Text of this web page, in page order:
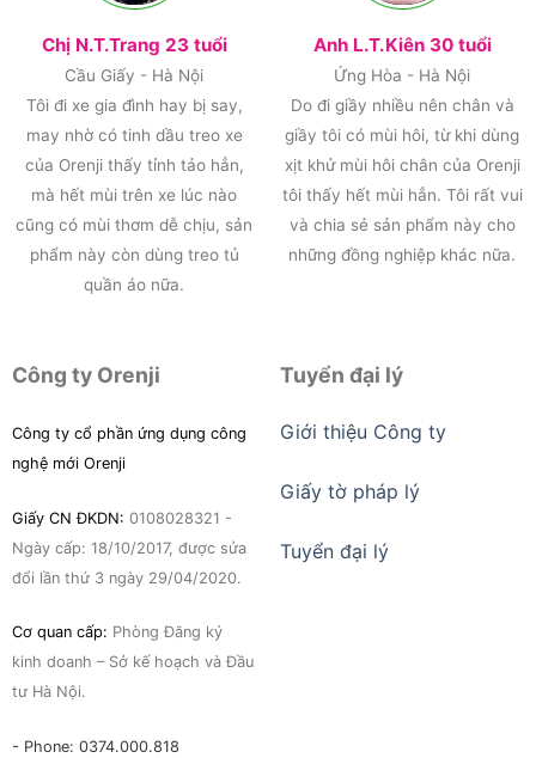
Chị N.T.Trang 23 tuổi
Cầu Giấy - Hà Nội
Tôi đi xe gia đình hay bị say,
may nhờ có tinh dầu treo xe
của Orenji thấy tỉnh tảo hẳn,
mà hết mùi trên xe lúc nào
cũng có mùi thơm dễ chịu, sản
phẩm này còn dùng treo tủ
quần áo nữa.
Anh L.T.Kiên 30 tuổi
Ứng Hòa - Hà Nội
Do đi giầy nhiều nên chân và
giầy tôi có mùi hôi, từ khi dùng
xịt khử mùi hôi chân của Orenji
tôi thấy hết mùi hẳn. Tôi rất vui
và chia sẻ sản phẩm này cho
những đồng nghiệp khác nữa.
Công ty Orenji
Công ty cổ phần ứng dụng công
nghệ mới Orenji
Giấy CN ĐKDN: 0108028321 -
Ngày cấp: 18/10/2017, được sửa
đổi lần thứ 3 ngày 29/04/2020.
Cơ quan cấp: Phòng Đăng ký
kinh doanh – Sở kế hoạch và Đầu
tư Hà Nội.
- Phone: 0374.000.818
Tuyển đại lý
Giới thiệu Công ty
Giấy tờ pháp lý
Tuyển đại lý